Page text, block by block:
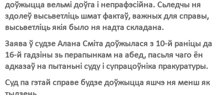
доўжыцца вельмі доўга і непрафэсійна. Сьледчы ня
здолеў высьветліць шмат фактаў, важных для справы,
высьветліць якія было ня надта складана.
Заява ў судзе Алана Сміта доўжылася з 10-й раніцы да
16-й гадзіны зь перапынкам на абед, пасьля чаго ён
адказаў на пытаньні суду і супрацоўніка пракуратуры.
Суд па гэтай справе будзе доўжыцца яшчэ ня менш як